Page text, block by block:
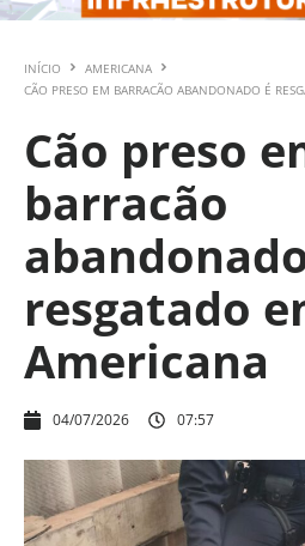
INÍCIO
AMERICANA
CÃO PRESO EM BARRACÃO ABANDONADO É
Cão preso
barracão
resgatado
Americana
04/07/2026 07:57